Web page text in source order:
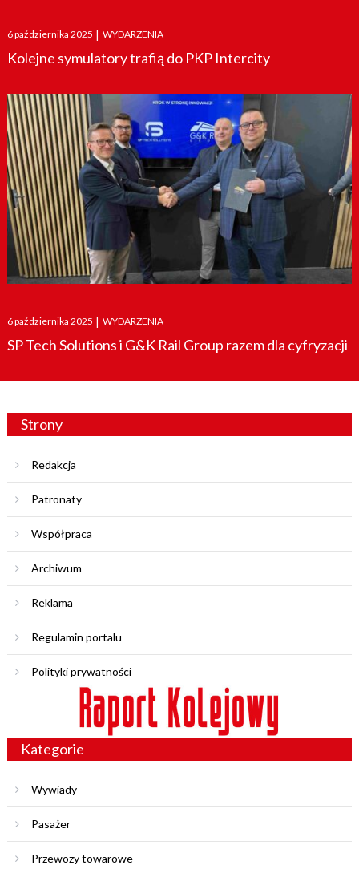
Posted
on
6 października 2025 | WYDARZENIA
Kolejne symulatory trafią do PKP Intercity
Posted
on
6 października 2025 | WYDARZENIA
SP Tech Solutions i G&K Rail Group razem dla cyfryzacji
Strony
Redakcja
Patronaty
Współpraca
Archiwum
Reklama
Regulamin portalu
Polityki prywatności
Kategorie
Wywiady
Pasażer
Przewozy towarowe